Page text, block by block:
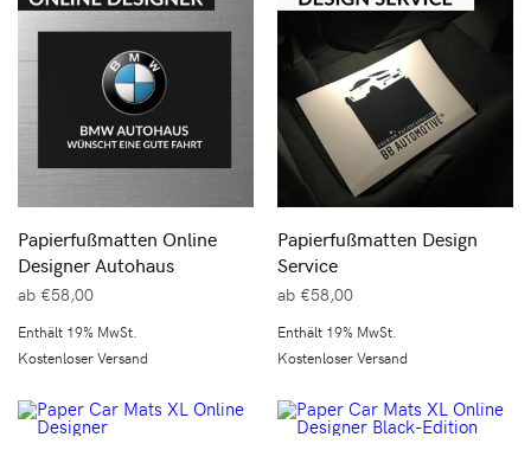
Papierfußmatten Online
Designer Autohaus
ab €58,00
Enthält 19% MwSt.
Kostenloser Versand
Papierfußmatten Design
Service
ab €58,00
Enthält 19% MwSt.
Kostenloser Versand